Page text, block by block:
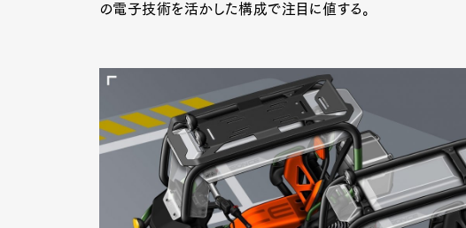
の電子技術を活かした構成で注目に値する。